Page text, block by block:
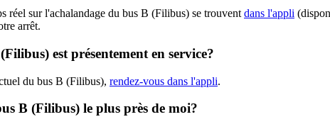
réel sur l'achalandage du bus B (Filibus) se trouvent dans l'appli
arrêt.
est présentement en service?
du bus B (Filibus), rendez-vous dans l'appli.
B (Filibus) le plus près de moi?